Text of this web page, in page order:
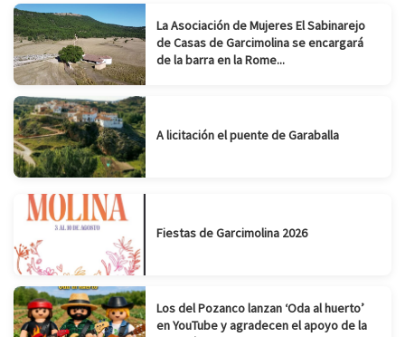
La Asociación de Mujeres El Sabinarejo
de Casas de Garcimolina se encargará
de la barra en la Rome...
A licitación el puente de Garaballa
Fiestas de Garcimolina 2026
Los del Pozanco lanzan ‘Oda al huerto’
en YouTube y agradecen el apoyo de la